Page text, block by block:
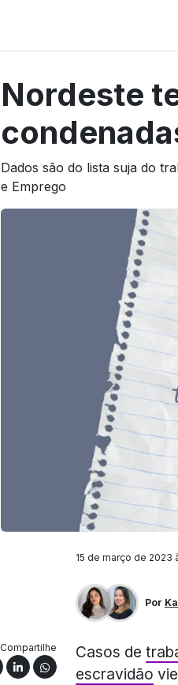
Nordeste
Dados são do lista suja do
e Emprego
15 de março de 2023
Por
Compartilhe Casos de
escravidão